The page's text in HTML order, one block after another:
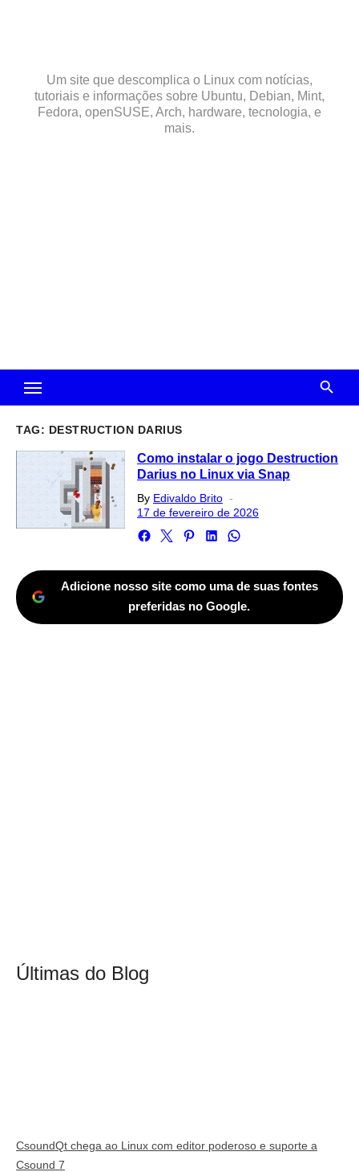
Um site que descomplica o Linux com notícias,
tutoriais e informações sobre Ubuntu, Debian, Mint,
Fedora, openSUSE, Arch, hardware, tecnologia, e
mais.
TAG: DESTRUCTION DARIUS
Como instalar o jogo Destruction
Darius no Linux via Snap
By Edivaldo Brito
on
17 de fevereiro de 2026
Adicione nosso site como uma de suas fontes
preferidas no Google.
Últimas do Blog
CsoundQt chega ao Linux com editor poderoso e suporte a
Csound 7